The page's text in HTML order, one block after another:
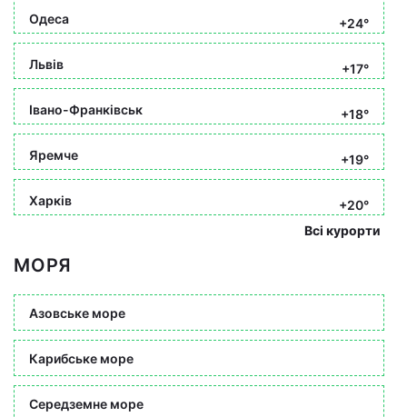
Одеса +24°
Львів +17°
Івано-Франківськ +18°
Яремче +19°
Харків
+20°
Всі курорти
МОРЯ
Азовське море
Карибське море
Середземне море